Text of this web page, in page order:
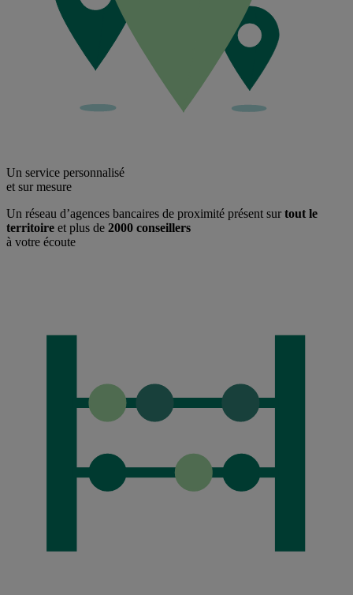
Un service personnalisé
et sur mesure
Un réseau d’agences bancaires de proximité présent surtout le
territoire et plus de 2000 conseillers
à votre écoute